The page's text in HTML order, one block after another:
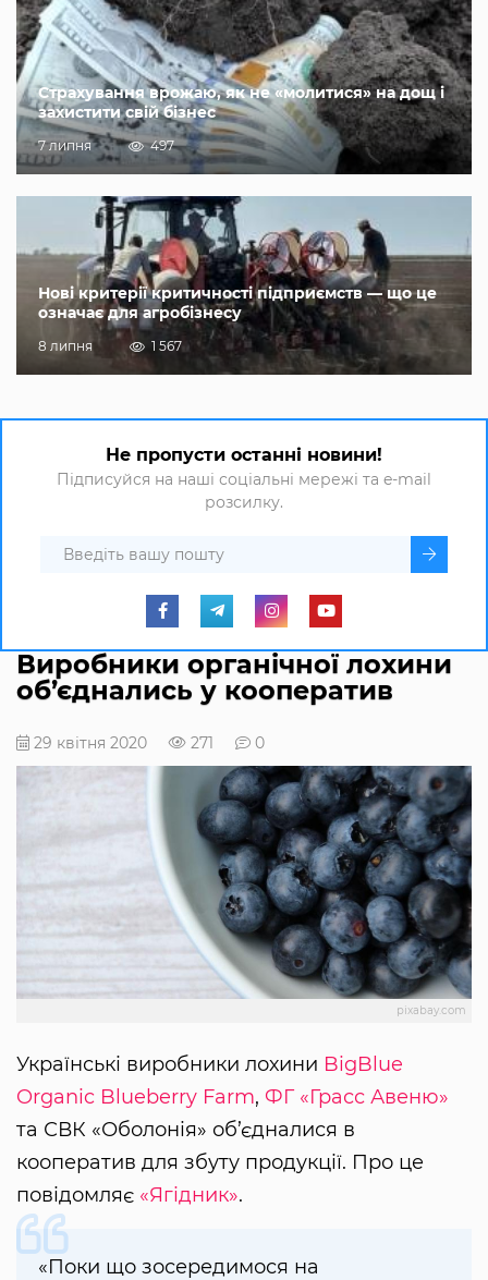
Страхування врожаю, як не «молитися» на дощ і
захистити свій бізнес
7 липня 497
Нові критерії критичності підприємств — що це
означає для агробізнесу
8 липня 1 567
Не пропусти останні новини!
Підписуйся на наші соціальні мережі та e-mail
розсилку.
Виробники органічної лохини
об’єднались у кооператив
29 квітня 2020 271 0
pixabay.com
Українські виробники лохини BigBlue
Organic Blueberry Farm, ФГ «Грасс Авеню»
та СВК «Оболонія» об’єдналися в
кооператив для збуту продукції. Про це
повідомляє «Ягідник».
«Поки що зосередимося на